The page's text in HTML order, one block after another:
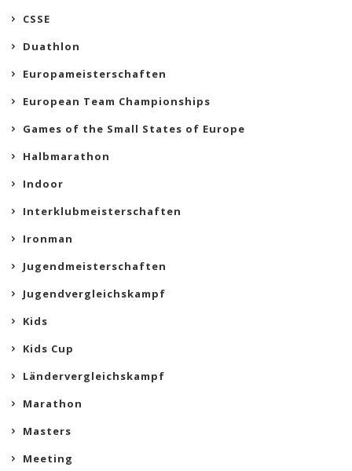
CSSE
Duathlon
Europameisterschaften
European Team Championships
Games of the Small States of Europe
Halbmarathon
Indoor
Interklubmeisterschaften
Ironman
Jugendmeisterschaften
Jugendvergleichskampf
Kids
Kids Cup
Ländervergleichskampf
Marathon
Masters
Meeting